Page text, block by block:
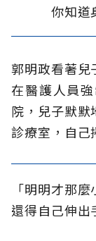
你知道
郭明政看著兒
在醫護人員
院，兒子默默
診療室，自己
「明明才那
還得自己伸出